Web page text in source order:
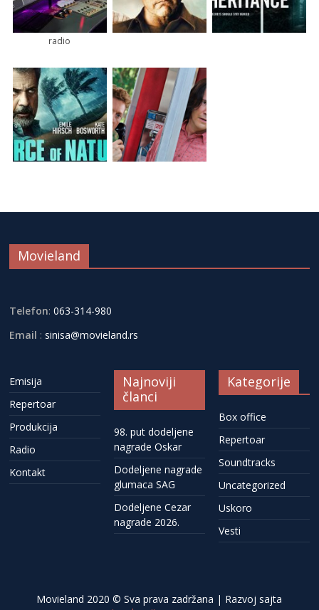
radio
Movieland
Telefon: 063-314-980
Email : sinisa@movieland.rs
Emisija
Repertoar
Produkcija
Radio
Kontakt
Najnoviji
članci
98. put dodeljene
nagrade Oskar
Dodeljene nagrade
glumaca SAG
Dodeljene Cezar
nagrade 2026.
Kategorije
Box office
Repertoar
Soundtracks
Uncategorized
Uskoro
Vesti
Movieland 2020 © Sva prava zadržana | Razvoj sajta